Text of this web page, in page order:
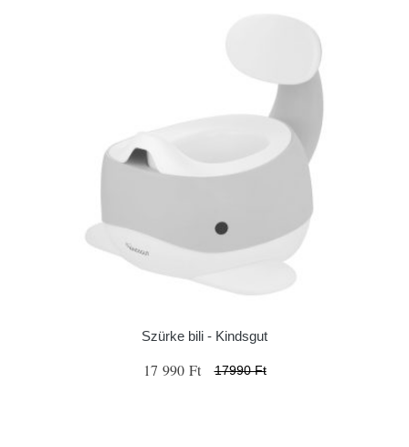
Szürke bili - Kindsgut
17 990 Ft 17990 Ft